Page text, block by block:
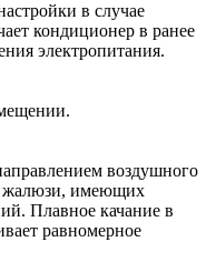
в случае
кондиционер в ранее
электропитания.
воздушного
жалюзи, имеющих
Плавное качание в
равномерное